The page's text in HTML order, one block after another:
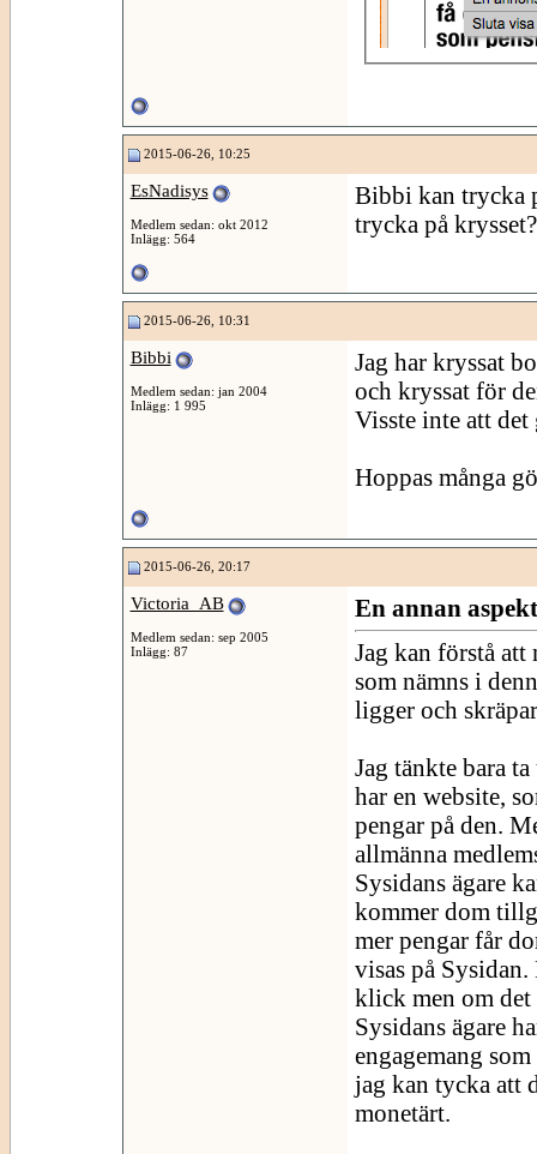
2015-06-26, 10:25
EsNadisys
Medlem sedan: okt 2012
Inlägg: 564
Bibbi kan trycka
trycka på krysset?
2015-06-26, 10:31
Bibbi
Medlem sedan: jan 2004
Inlägg: 1 995
Jag har kryssat
och kryssat för
Visste inte att
Hoppas många
2015-06-26, 20:17
Victoria_AB
Medlem sedan: sep 2005
Inlägg: 87
En annan
Jag kan förstå
som nämns i
ligger och
Jag tänkte bara
har en website,
pengar på den.
allmänna
Sysidans ägare
kommer dom
mer pengar får
visas på
klick men om det
Sysidans ägare
engagemang
jag kan tycka att
monetärt.